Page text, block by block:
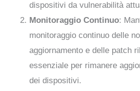
dispositivi da vulnerabilità
Monitoraggio Continuo:
monitoraggio continuo delle
aggiornamento e delle patch
essenziale per rimanere
dei dispositivi.